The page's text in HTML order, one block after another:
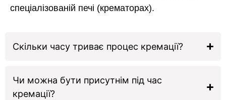
спеціалізованій печі (крематорах).
Скільки часу триває процес кремації?
Чи можна бути присутнім під час
кремації?